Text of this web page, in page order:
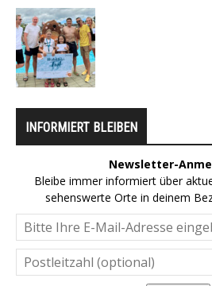
INFORMIERT BLEIBEN
Newsletter-
Bleibe immer informiert über
sehenswerte Orte in deinem